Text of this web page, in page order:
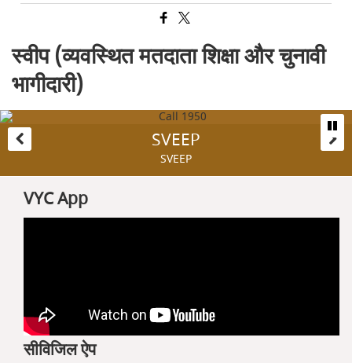
स्वीप (व्यवस्थित मतदाता शिक्षा और चुनावी
भागीदारी)
SVEEP
SVEEP
VYC App
सीविजिल ऐप